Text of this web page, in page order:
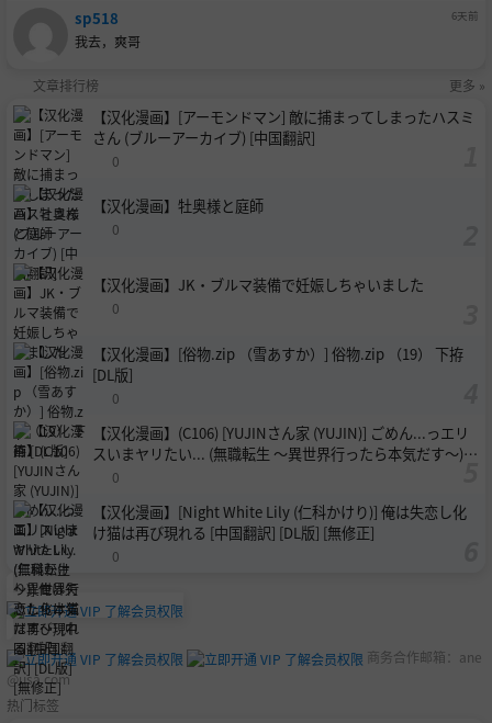
sp518 6天前
我去，爽哥
文章排行榜 更多 »
【汉化漫画】[アーモンドマン] 敵に捕まってしまったハスミ
さん (ブルーアーカイブ) [中国翻訳]
0
【汉化漫画】牡奥様と庭師
0
【汉化漫画】JK・ブルマ装備で妊娠しちゃいました
0
【汉化漫画】[俗物.zip （雪あすか）] 俗物.zip （19） 下拵
[DL版]
0
【汉化漫画】(C106) [YUJINさん家 (YUJIN)] ごめん...っエリ
スいまヤリたい... (無職転生 ～異世界行ったら本気だす～)
[中国翻訳]
0
【汉化漫画】[Night White Lily (仁科かけり)] 俺は失恋し化
け猫は再び現れる [中国翻訳] [DL版] [無修正]
0
商务合作邮箱： ane
@usa.com
热门标签